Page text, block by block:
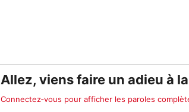
Allez, viens faire un adieu à
Connectez‑vous pour afficher les paroles